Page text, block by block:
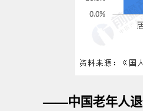
——中国老年人退